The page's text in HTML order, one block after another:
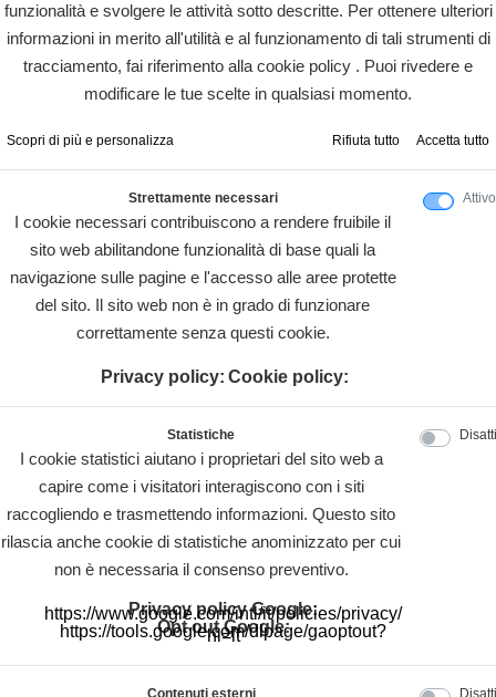
funzionalità e svolgere le attività sotto descritte. Per ottenere ulteriori
informazioni in merito all'utilità e al funzionamento di tali strumenti di
tracciamento, fai riferimento alla cookie policy . Puoi rivedere e
modificare le tue scelte in qualsiasi momento.
Scopri di più e personalizza Rifiuta tutto Accetta tutto
Strettamente necessari
I cookie necessari contribuiscono a rendere fruibile il
sito web abilitandone funzionalità di base quali la
navigazione sulle pagine e l'accesso alle aree protette
del sito. Il sito web non è in grado di funzionare
correttamente senza questi cookie.
Privacy policy: Cookie policy:
Attivo
Statistiche
I cookie statistici aiutano i proprietari del sito web a
capire come i visitatori interagiscono con i siti
raccogliendo e trasmettendo informazioni. Questo sito
rilascia anche cookie di statistiche anominizzato per cui
non è necessaria il consenso preventivo.
Privacy policy Google:
https://www.google.com/intl/it/policies/privacy/
Opt out Google:
https://tools.google.com/dlpage/gaoptout?
hl=it